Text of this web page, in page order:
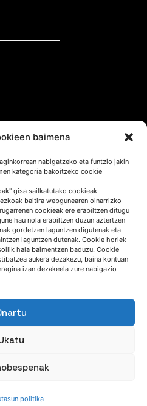
baimena
nabigatzeko eta funtzio jakin
kategoria bakoitzeko cookie
gisa sailkatutako cookieak
baitira webgunearen oinarrizko
cookieak ere erabiltzen ditugu
hau nola erabiltzen duzun aztertzen
gordetzen laguntzen digutenak eta
laguntzen dutenak. Cookie horiek
hala baimentzen baduzu. Cookie
aukera dezakezu, baina kontuan
izan dezakeela zure nabigazio-
politika